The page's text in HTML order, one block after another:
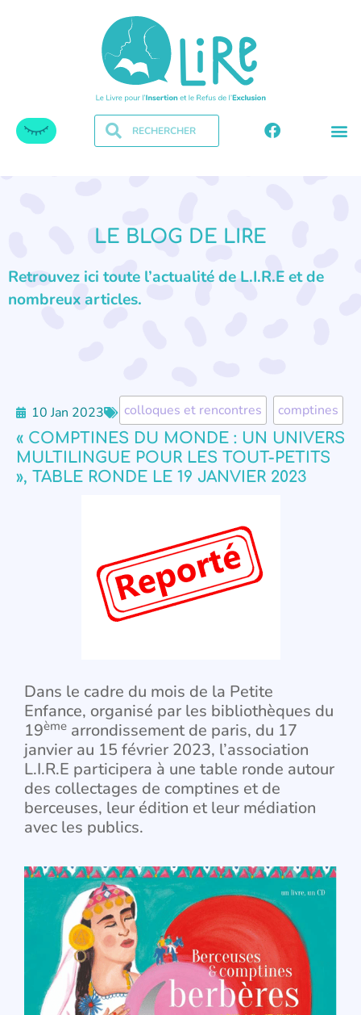
LE BLOG DE LIRE
Retrouvez ici toute l’actualité de L.I.R.E et de
nombreux articles.
10 Jan 2023 colloques et rencontres comptines
« COMPTINES DU MONDE : UN UNIVERS
MULTILINGUE POUR LES TOUT-PETITS
», TABLE RONDE LE 19 JANVIER 2023
Dans le cadre du mois de la Petite
Enfance, organisé par les bibliothèques du
19ème arrondissement de paris, du 17
janvier au 15 février 2023, l’association
L.I.R.E participera à une table ronde autour
des collectages de comptines et de
berceuses, leur édition et leur médiation
avec les publics.